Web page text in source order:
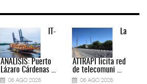
IT-
ANÁLISIS: Puerto
Lázaro Cárdenas ...
06 AGO 2026
La
ATTRAPI licita red
de telecomuni ...
06 AGO 2026